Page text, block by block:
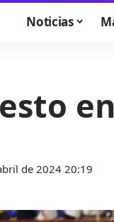
Noticias
de 2024 20:19